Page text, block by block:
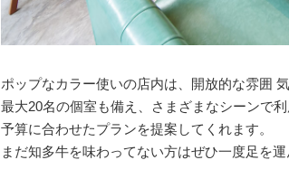
ポップなカラー使いの店内は、開放的な雰囲
最大20名の個室も備え、さまざまなシーンで
予算に合わせたプランを提案してくれます。
まだ知多牛を味わってない方はぜひ一度足を運